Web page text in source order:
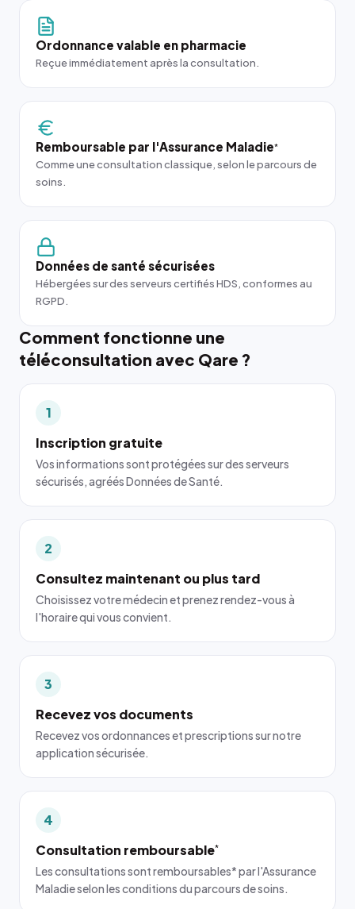
Ordonnance valable en pharmacie
Reçue immédiatement après la consultation.
Remboursable par l'Assurance Maladie*
Comme une consultation classique, selon le parcours de
soins.
Données de santé sécurisées
Hébergées sur des serveurs certifiés HDS, conformes au
RGPD.
Comment fonctionne une
téléconsultation avec Qare ?
1
Inscription gratuite
Vos informations sont protégées sur des serveurs
sécurisés, agréés Données de Santé.
2
Consultez maintenant ou plus tard
Choisissez votre médecin et prenez rendez-vous à
l'horaire qui vous convient.
3
Recevez vos documents
Recevez vos ordonnances et prescriptions sur notre
application sécurisée.
4
Consultation remboursable*
Les consultations sont remboursables* par l'Assurance
Maladie selon les conditions du parcours de soins.